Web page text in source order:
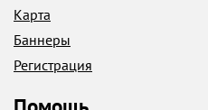
Карта
Баннеры
Регистрация